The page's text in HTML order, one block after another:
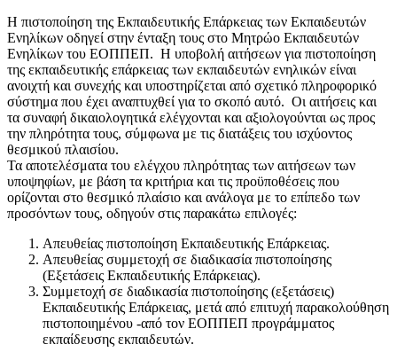
Η πιστοποίηση της Εκπαιδευτικής Επάρκειας των Εκπαιδευτών
Ενηλίκων οδηγεί στην ένταξη τους στο Μητρώο Εκπαιδευτών
Ενηλίκων του ΕΟΠΠΕΠ. Η υποβολή αιτήσεων για πιστοποίηση
της εκπαιδευτικής επάρκειας των εκπαιδευτών ενηλικών είναι
ανοιχτή και συνεχής και υποστηρίζεται από σχετικό πληροφορικό
σύστημα που έχει αναπτυχθεί για το σκοπό αυτό. Οι αιτήσεις και
τα συναφή δικαιολογητικά ελέγχονται και αξιολογούνται ως προς
την πληρότητα τους, σύμφωνα με τις διατάξεις του ισχύοντος
θεσμικού πλαισίου.
Τα αποτελέσματα του ελέγχου πληρότητας των αιτήσεων των
υποψηφίων, με βάση τα κριτήρια και τις προϋποθέσεις που
ορίζονται στο θεσμικό πλαίσιο και ανάλογα με το επίπεδο των
προσόντων τους, οδηγούν στις παρακάτω επιλογές:
Απευθείας πιστοποίηση Εκπαιδευτικής Επάρκειας.
Απευθείας συμμετοχή σε διαδικασία πιστοποίησης
(Εξετάσεις Εκπαιδευτικής Επάρκειας).
Συμμετοχή σε διαδικασία πιστοποίησης (εξετάσεις)
Εκπαιδευτικής Επάρκειας, μετά από επιτυχή παρακολούθηση
πιστοποιημένου -από τον ΕΟΠΠΕΠ προγράμματος
εκπαίδευσης εκπαιδευτών.